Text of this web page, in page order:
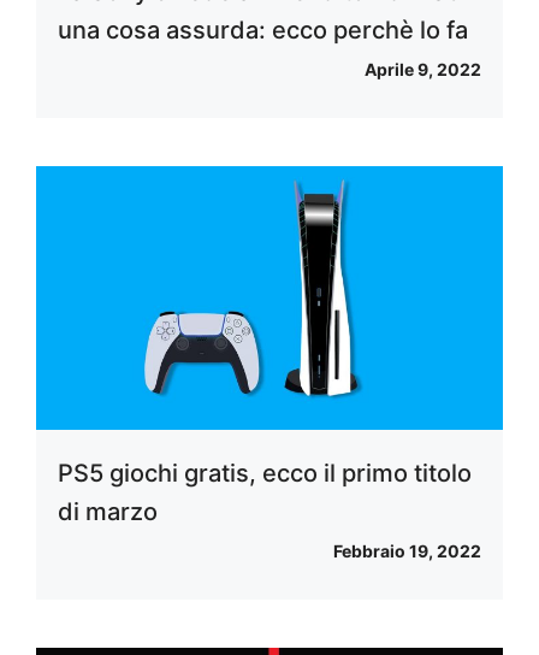
una cosa assurda: ecco perchè lo fa
Aprile 9, 2022
PS5 giochi gratis, ecco il primo titolo
di marzo
Febbraio 19, 2022